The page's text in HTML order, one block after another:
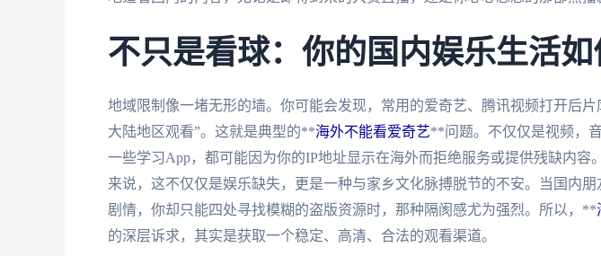
不只是看球：你的国内娱乐生活如
地域限制像一堵无形的墙。你可能会发现，常用的爱奇艺、腾讯视频打开后片
大陆地区观看”。这就是典型的**海外不能看爱奇艺**问题。不仅仅是视频，
一些学习App，都可能因为你的IP地址显示在海外而拒绝服务或提供残缺内容
来说，这不仅仅是娱乐缺失，更是一种与家乡文化脉搏脱节的不安。当国内
剧情，你却只能四处寻找模糊的盗版资源时，那种隔阂感尤为强烈。所以，**
的深层诉求，其实是获取一个稳定、高清、合法的观看渠道。